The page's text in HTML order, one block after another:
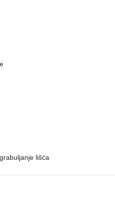
lišća